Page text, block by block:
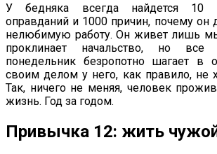
У бедняка всегда найдется 10
оправданий и 1000 причин, почему он
нелюбимую работу. Он живет лишь
проклинает начальство, но
понедельник безропотно шагает в
своим делом у него, как правило, не
Так, ничего не меняя, человек
жизнь. Год за годом.
Привычка 12: жить